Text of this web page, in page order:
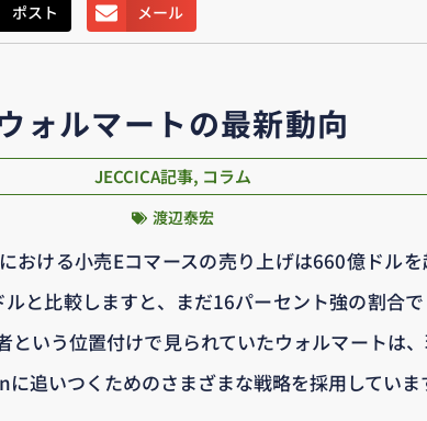
ポスト メール
ォルマートの最新動向
JECCICA記事, コラム
渡辺泰宏
おける小売Eコマースの売り上げは660億ドル
と比較しますと、まだ16パーセント強の割合
という位置付けで見られていたウォルマートは
追いつくためのさまざまな戦略を採用していま